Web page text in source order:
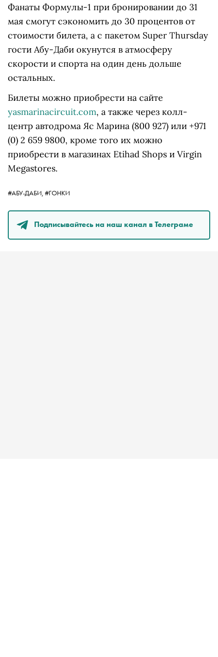
Фанаты Формулы-1 при бронировании до 31
мая смогут сэкономить до 30 процентов от
стоимости билета, а с пакетом Super Thursday
гости Абу-Даби окунутся в атмосферу
скорости и спорта на один день дольше
остальных.
Билеты можно приобрести на сайте
yasmarinacircuit.com, а также через колл-
центр автодрома Яс Марина (800 927) или +971
(0) 2 659 9800, кроме того их можно
приобрести в магазинах Etihad Shops и Virgin
Megastores.
#АБУ-ДАБИ, #ГОНКИ
Подписывайтесь на наш канал в Телеграме